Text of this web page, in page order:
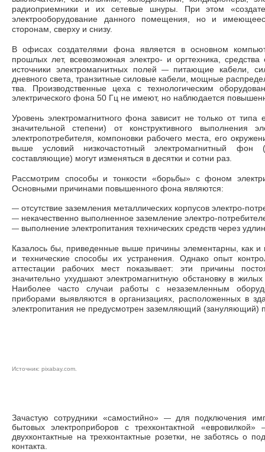
радиоприем­ники и их сетевые шнуры. При этом
электрооборудование данного помещения, но и
сторонам, сверху и снизу.
В офисах создателями фона является в основном
прошлых лет, всевозможная электро- и оргтехника,
источники электромагнитных полей— питающие кабели,
дневного света, транзитные силовые кабели, мощные
тва. Производственные цеха с технологическим
электрического фона 50 Гц не имеют, но наблюдается
Уровень электромагнитного фона зависит не только от
значительной степени) от конструктивного выполнения
электропотребителя, компоновки рабочего места, его
выше условий низкочас­тотный электромагнитный фон
составляющие) могут изменяться в десятки и сотни раз.
Рассмотрим способы и тонкости «борьбы» с фоном
Основными причинами повышен­ного фона являются:
— отсутствие заземления металлических корпусов электро-
— некачественно выполненное заземление электро-
— выполнение электропитания технических средств через
Казалось бы, приведенные выше причины элементарны, как и
и технические способы их устранения. Однако опыт
аттестации рабочих мест показывает: эти причины
значительно ухудшают электромагнитную обстановку в
Наиболее часто случаи работы с незаземленным
приборами выявляются в организациях, расположенных в
электропитания не предусмотрен заземляющий (зануляющий)
Источник: pixabay.com.
Зачастую сотрудники «самостийно» — для подключе­ния
бытовых электропри­боров с трехконтактной «евровилкой»
двухконтактные на трехконтактные розетки, не заботясь о
контакта.